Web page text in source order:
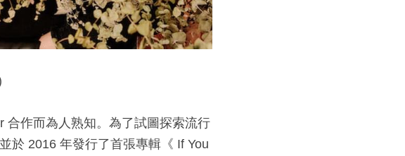
合作而為人熟知。為了試圖探索流行
於 2016 年發行了首張專輯《 If You